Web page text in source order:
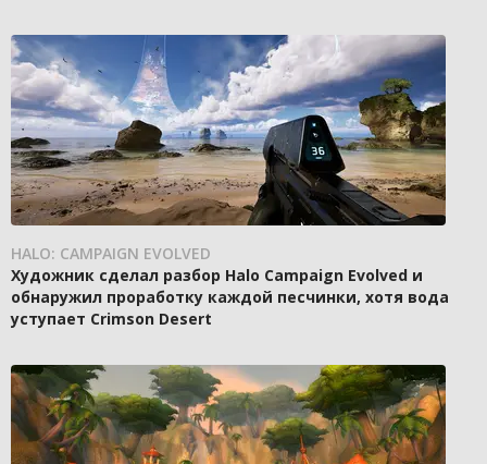
HALO: CAMPAIGN EVOLVED
Художник сделал разбор Halo Campaign Evolved и
обнаружил проработку каждой песчинки, хотя вода
уступает Crimson Desert